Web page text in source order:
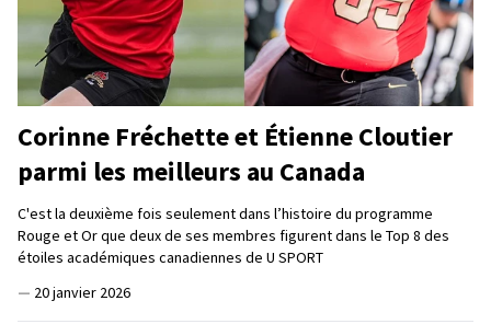
Corinne Fréchette et Étienne Cloutier
parmi les meilleurs au Canada
C'est la deuxième fois seulement dans l’histoire du programme
Rouge et Or que deux de ses membres figurent dans le Top 8 des
étoiles académiques canadiennes de U SPORT
— 20 janvier 2026